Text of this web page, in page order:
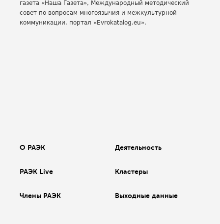
газета «Наша Газета», Международный методический
совет по вопросам многоязычия и межкультурной
коммуникации, портал «Evrokatalog.eu».
О РАЭК Деятельность
РАЭК Live Кластеры
Члены РАЭК Выходные данные